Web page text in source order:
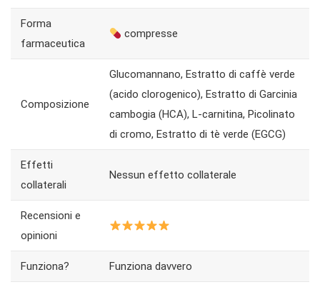
Forma
farmaceutica
compresse
Composizione
Glucomannano, Estratto di caffè verde
(acido clorogenico), Estratto di Garcinia
cambogia (HCA), L-carnitina, Picolinato
di cromo, Estratto di tè verde (EGCG)
Effetti
collaterali
Nessun effetto collaterale
Recensioni e
opinioni
Funziona? Funziona davvero